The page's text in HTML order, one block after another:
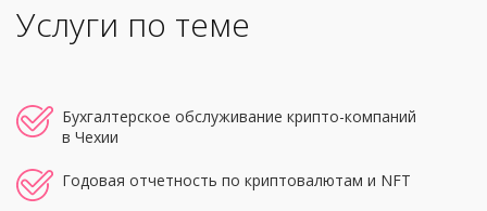
Услуги по теме
Бухгалтерское обслуживание крипто-компаний
в Чехии
Годовая отчетность по криптовалютам и NFT